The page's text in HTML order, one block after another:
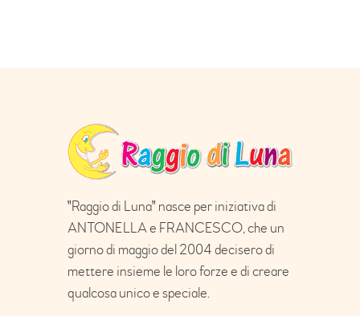
"Raggio di Luna" nasce per iniziativa di
ANTONELLA e FRANCESCO, che un
giorno di maggio del 2004 decisero di
mettere insieme le loro forze e di creare
qualcosa unico e speciale.